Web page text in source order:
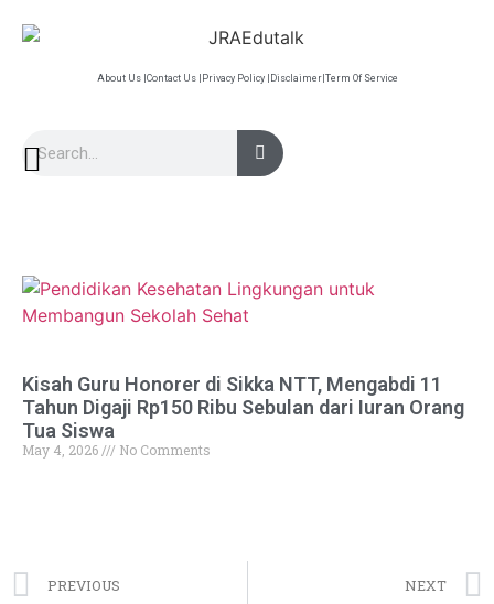
About Us | Contact Us | Privacy Policy | Disclaimer| Term Of Service
Kisah Guru Honorer di Sikka NTT, Mengabdi 11
Tahun Digaji Rp150 Ribu Sebulan dari Iuran Orang
Tua Siswa
May 4, 2026 No Comments
PREVIOUS NEXT